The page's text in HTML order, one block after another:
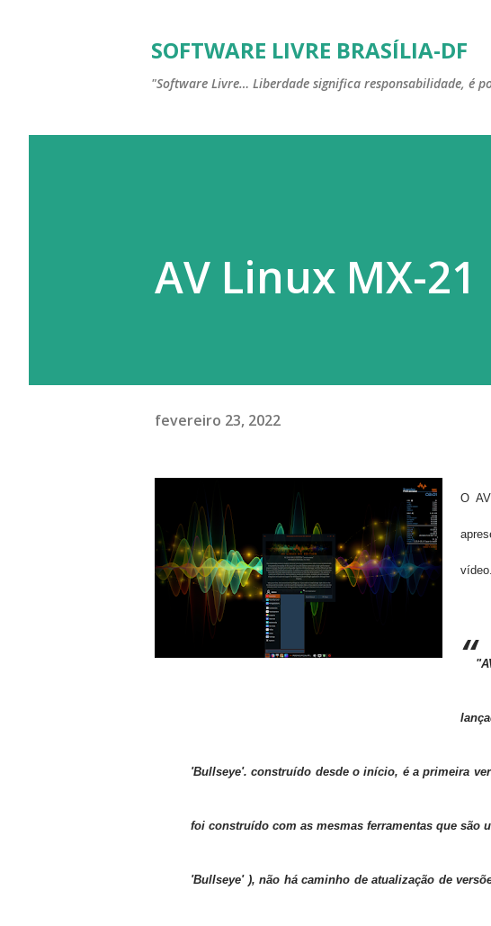
SOFTWARE LIVRE BRASÍLIA-DF
"Software Livre… Liberdade significa responsabilidade, é
AV Linux MX-21
fevereiro 23, 2022
O
'Bullseye'. construído desde o início, é a primeira
foi construído com as mesmas ferramentas que são
'Bullseye' ), não há caminho de atualização de